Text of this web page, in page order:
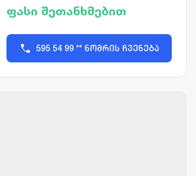
ფასი შეთანხმებით
595 54 99 ** ნომრის ჩვენება